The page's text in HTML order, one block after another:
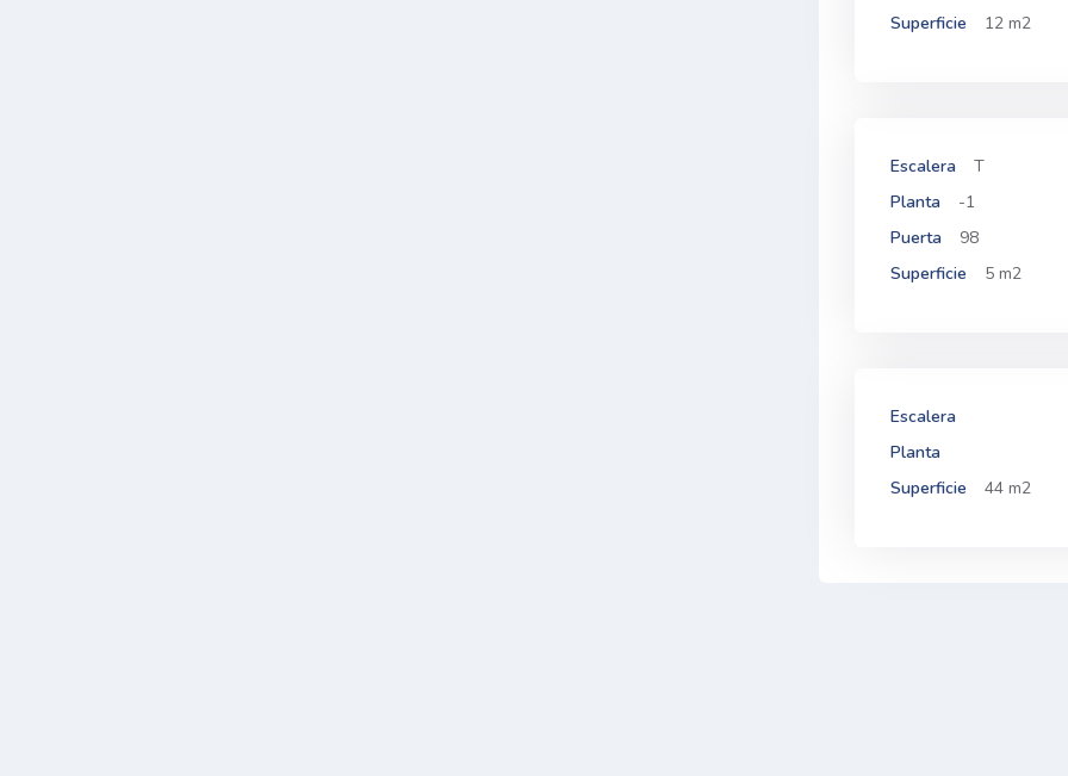
Superficie
12 m2
Escalera
T
Planta
-1
Puerta
98
Superficie
5 m2
Escalera
Planta
Superficie
44 m2